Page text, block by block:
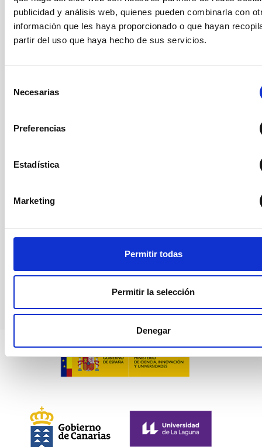
publicidad y análisis web, quienes pueden combinarla con
información que les haya proporcionado o que hayan
partir del uso que haya hecho de sus servicios.
Necesarias
Preferencias
Estadística
Marketing
Permitir todas
Permitir la selección
Denegar
(tecnología WDM)
Conexión a los telescopios a
través de fibra óptica a
1Gbbps y 100Mbps según
OTROS
Garajes
Cuarto de Máquinas
Taller de Soldadura